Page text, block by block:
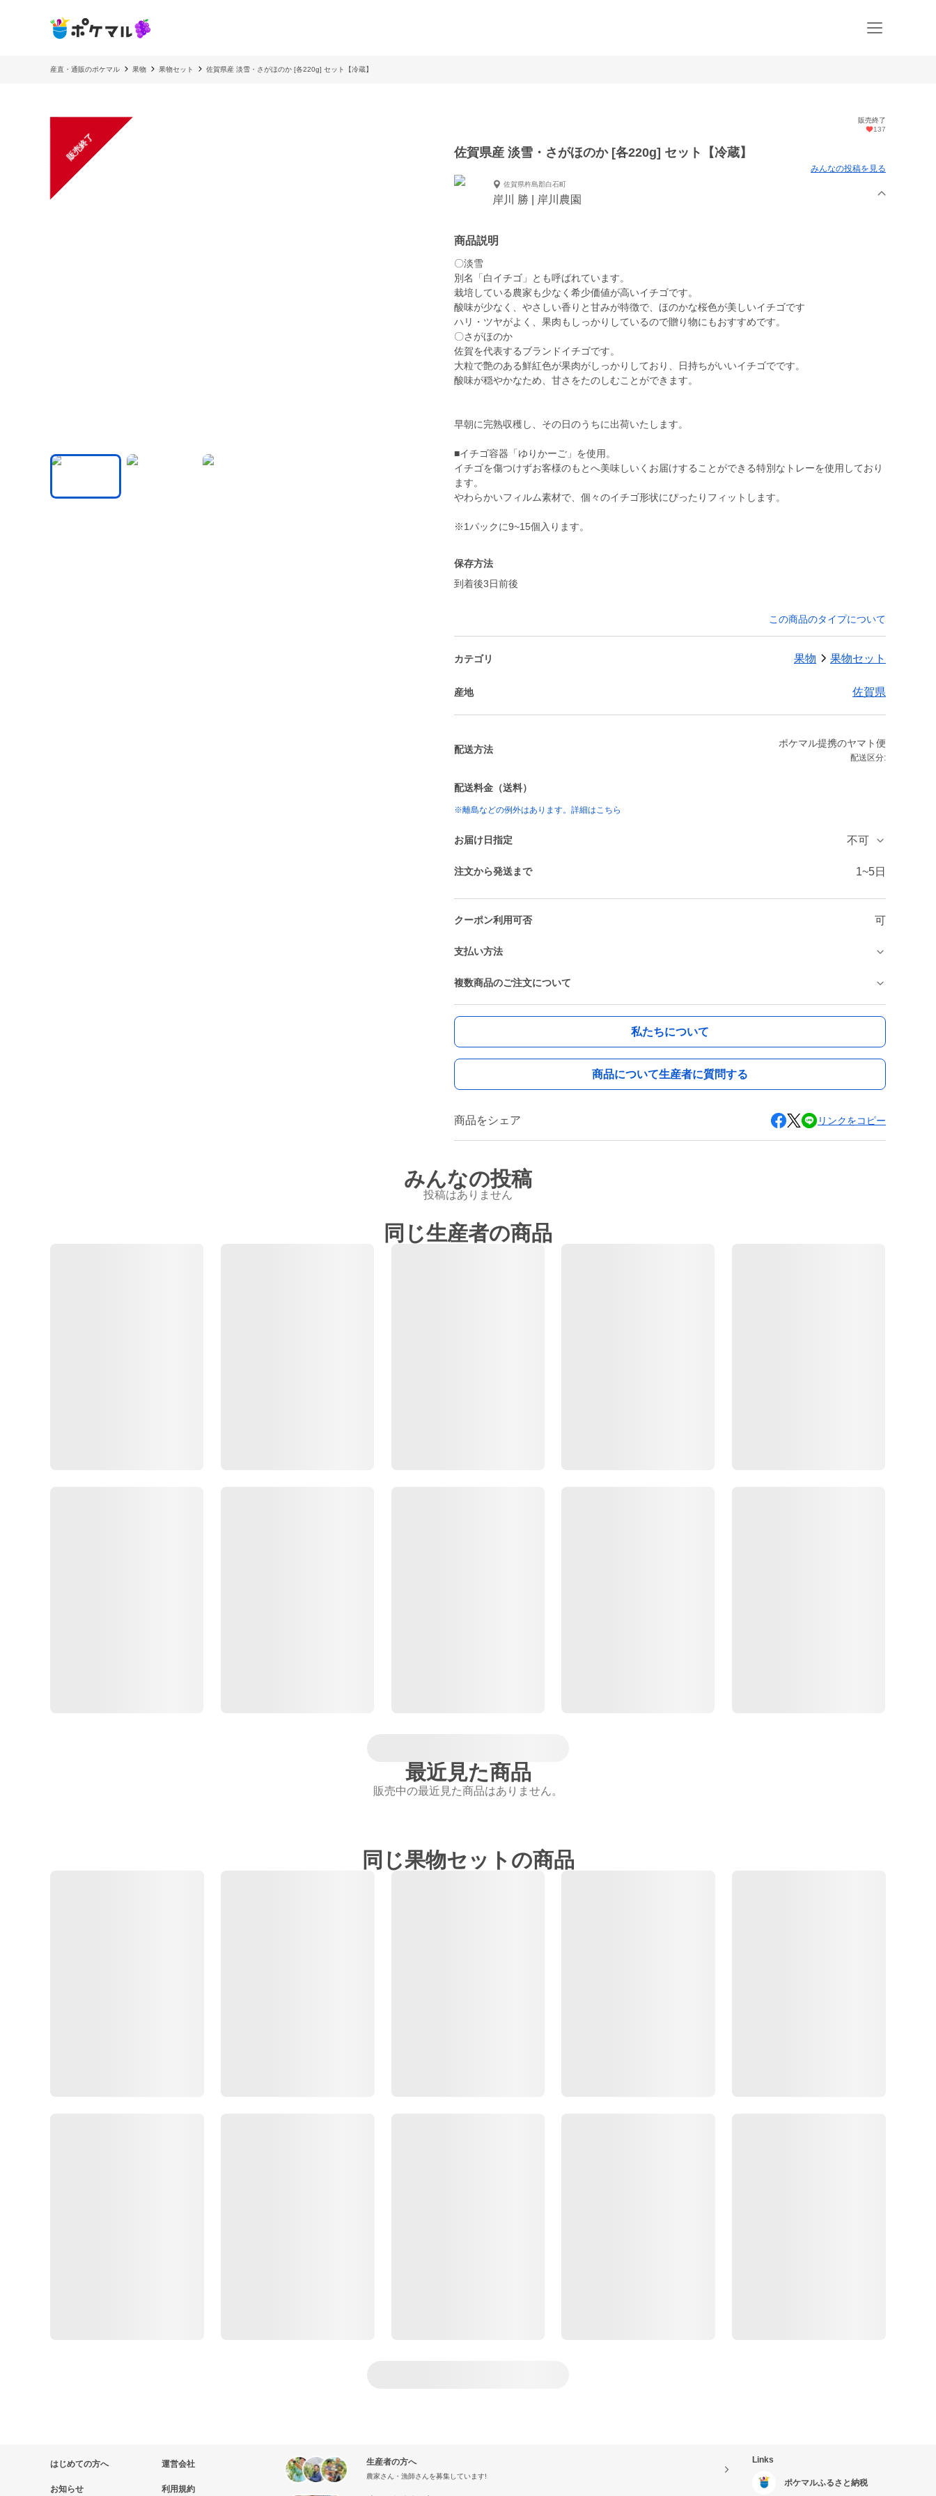
産直・通販のポケマル 果物 果物セット 佐賀県産 淡雪・さがほのか [各220g] セット【冷蔵】
販売終了
販売終了
137
佐賀県産 淡雪・さがほのか [各220g] セット【冷蔵】
みんなの投稿を見る
佐賀県杵島郡白石町
岸川 勝 | 岸川農園
商品説明
〇淡雪
別名「白イチゴ」とも呼ばれています。
栽培している農家も少なく希少価値が高いイチゴです。
酸味が少なく、やさしい香りと甘みが特徴で、ほのかな桜色が美しいイチゴです
ハリ・ツヤがよく、果肉もしっかりしているので贈り物にもおすすめです。
〇さがほのか
佐賀を代表するブランドイチゴです。
大粒で艶のある鮮紅色が果肉がしっかりしており、日持ちがいいイチゴでです。
酸味が穏やかなため、甘さをたのしむことができます。
早朝に完熟収穫し、その日のうちに出荷いたします。
■イチゴ容器「ゆりかーご」を使用。
イチゴを傷つけずお客様のもとへ美味しいくお届けすることができる特別なトレーを使用しており
ます。
やわらかいフィルム素材で、個々のイチゴ形状にぴったりフィットします。
※1パックに9~15個入ります。
保存方法
到着後3日前後
この商品のタイプについて
カテゴリ 果物 果物セット
産地 佐賀県
配送方法
ポケマル提携のヤマト便
配送区分:
配送料金（送料）
※離島などの例外はあります。詳細はこちら
お届け日指定 不可
注文から発送まで 1~5日
クーポン利用可否 可
支払い方法
複数商品のご注文について
私たちについて
商品について生産者に質問する
商品をシェア リンクをコピー
みんなの投稿
投稿はありません
同じ生産者の商品
最近見た商品
販売中の最近見た商品はありません。
同じ果物セットの商品
はじめての方へ
お知らせ
運営会社
利用規約
生産者の方へ
農家さん・漁師さんを募集しています!
Links
ポケマルふるさと納税